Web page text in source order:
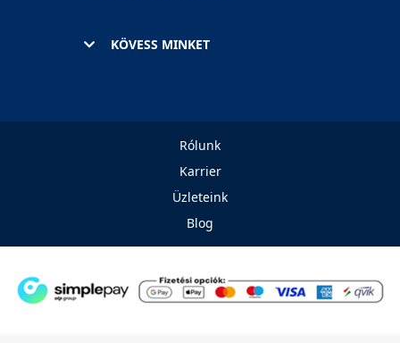
KÖVESS MINKET
Rólunk
Karrier
Üzleteink
Blog